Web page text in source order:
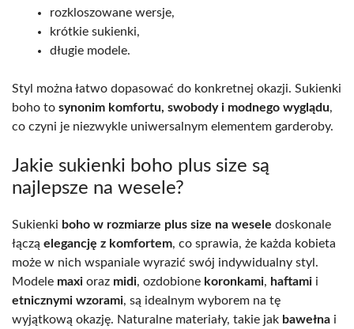
rozkloszowane wersje,
krótkie sukienki,
długie modele.
Styl można łatwo dopasować do konkretnej okazji. Sukienki
boho to synonim komfortu, swobody i modnego wyglądu,
co czyni je niezwykle uniwersalnym elementem garderoby.
Jakie sukienki boho plus size są
najlepsze na wesele?
Sukienki boho w rozmiarze plus size na wesele doskonale
łączą elegancję z komfortem, co sprawia, że każda kobieta
może w nich wspaniale wyrazić swój indywidualny styl.
Modele maxi oraz midi, ozdobione koronkami, haftami i
etnicznymi wzorami, są idealnym wyborem na tę
wyjątkową okazję. Naturalne materiały, takie jak bawełna i